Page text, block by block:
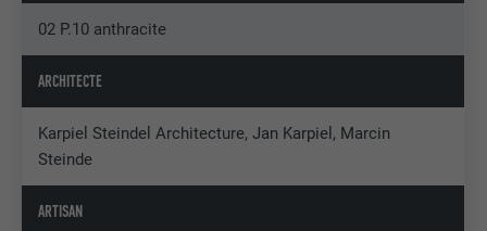
02 P.10 anthracite
ARCHITECTE
Karpiel Steindel Architecture, Jan Karpiel, Marcin
Steinde
ARTISAN